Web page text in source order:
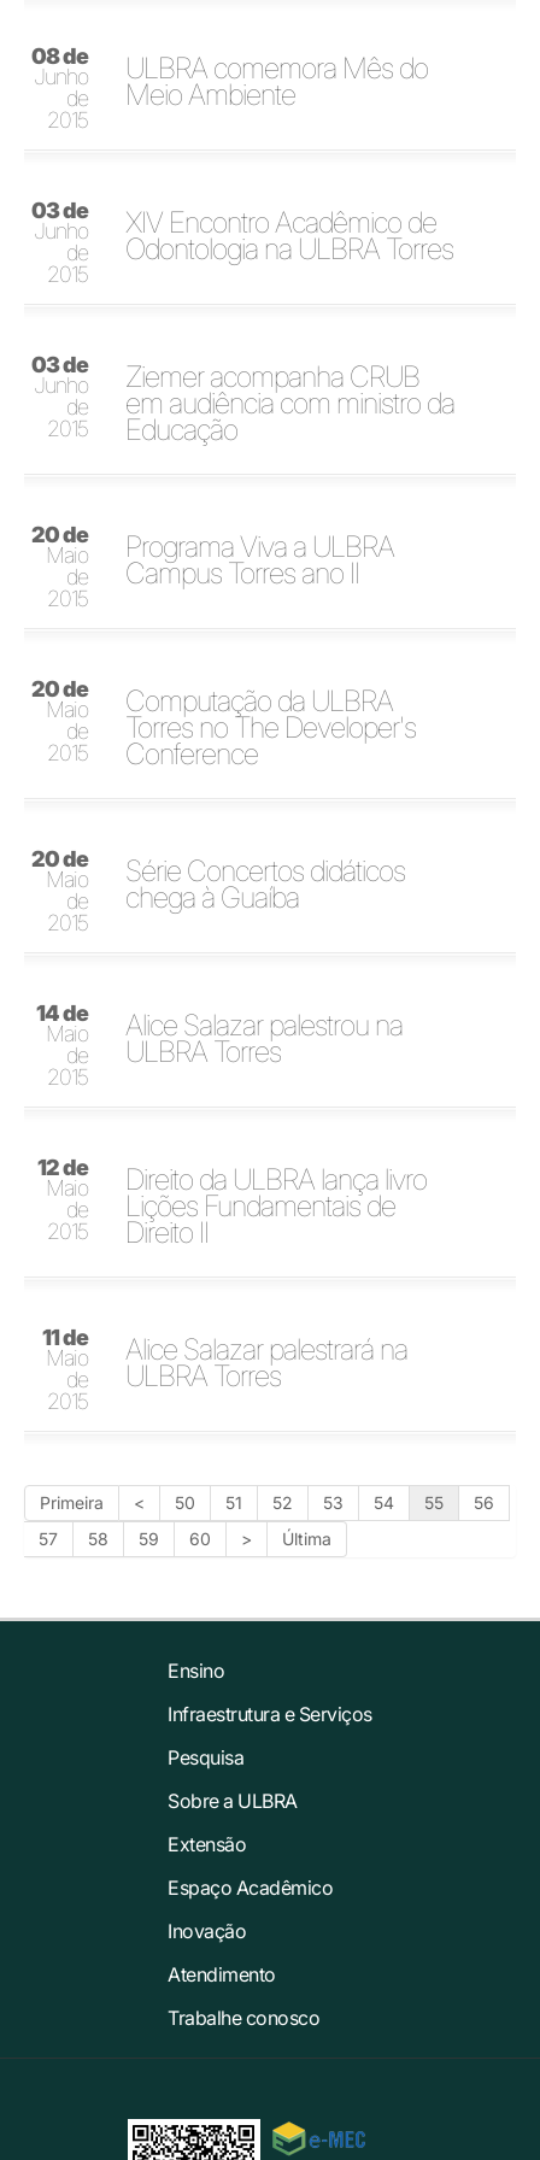
08 de
Junho
de
2015
ULBRA comemora Mês do
Meio Ambiente
03 de
Junho
de
2015
XIV Encontro Acadêmico de
Odontologia na ULBRA Torres
03 de
Junho
de
2015
Ziemer acompanha CRUB
em audiência com ministro da
Educação
20 de
Maio
de
2015
Programa Viva a ULBRA
Campus Torres ano II
20 de
Maio
de
2015
Computação da ULBRA
Torres no The Developer's
Conference
20 de
Maio
de
2015
Série Concertos didáticos
chega à Guaíba
14 de
Maio
de
2015
Alice Salazar palestrou na
ULBRA Torres
12 de
Maio
de
2015
Direito da ULBRA lança livro
Lições Fundamentais de
Direito II
11 de
Maio
de
2015
Alice Salazar palestrará na
ULBRA Torres
Primeira < 50 51 52 53 54 55
56
57
58 59 60 > Última
Ensino
Infraestrutura e Serviços
Pesquisa
Sobre a ULBRA
Extensão
Espaço Acadêmico
Inovação
Atendimento
Trabalhe conosco